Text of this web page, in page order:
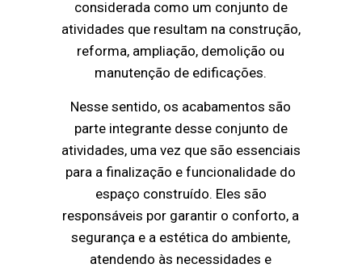
considerada como um conjunto de
atividades que resultam na construção,
reforma, ampliação, demolição ou
manutenção de edificações.
Nesse sentido, os acabamentos são
parte integrante desse conjunto de
atividades, uma vez que são essenciais
para a finalização e funcionalidade do
espaço construído. Eles são
responsáveis por garantir o conforto, a
segurança e a estética do ambiente,
atendendo às necessidades e